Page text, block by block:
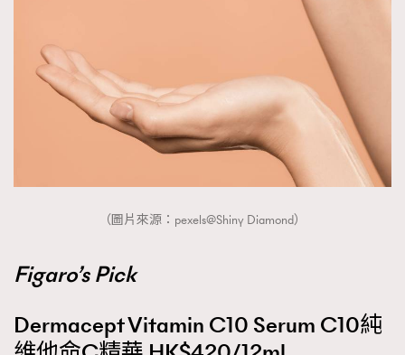
（圖片來源：pexels@Shiny Diamond）
Figaro’s Pick
Dermacept Vitamin C10 Serum C10純